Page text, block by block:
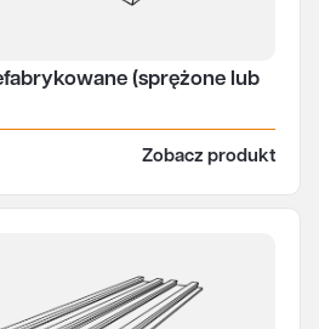
(sprężone lub
Zobacz produkt